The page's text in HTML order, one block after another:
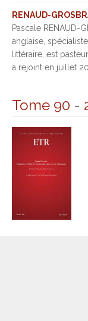
RENAUD-
Pascale RENAUD-
anglaise,
littéraire, est
a rejoint en juillet
Tome 90 -